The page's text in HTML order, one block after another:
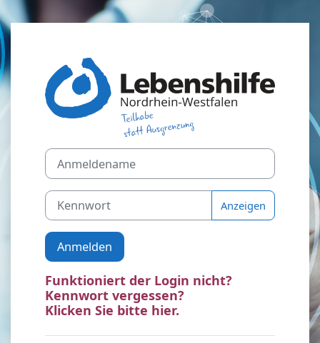
Zum Hauptinhalt
Anmelden
Anmeldename
Kennwort
Anzeigen
Anmelden
Funktioniert der Login nicht?
Kennwort vergessen?
Klicken Sie bitte hier.